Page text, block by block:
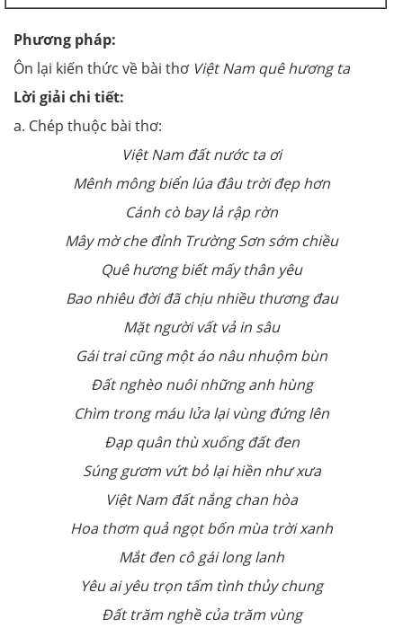
Phương pháp:
Ôn lại kiến thức về bài thơ Việt Nam quê hương ta
Lời giải chi tiết:
a. Chép thuộc bài thơ:
Việt Nam đất nước ta ơi
Mênh mông biển lúa đâu trời đẹp hơn
Cánh cò bay lả rập rờn
Mây mờ che đỉnh Trường Sơn sớm chiều
Quê hương biết mấy thân yêu
Bao nhiêu đời đã chịu nhiều thương đau
Mặt người vất vả in sâu
Gái trai cũng một áo nâu nhuộm bùn
Đất nghèo nuôi những anh hùng
Chìm trong máu lửa lại vùng đứng lên
Đạp quân thù xuống đất đen
Súng gươm vứt bỏ lại hiền như xưa
Việt Nam đất nắng chan hòa
Hoa thơm quả ngọt bốn mùa trời xanh
Mắt đen cô gái long lanh
Yêu ai yêu trọn tấm tình thủy chung
Đất trăm nghề của trăm vùng